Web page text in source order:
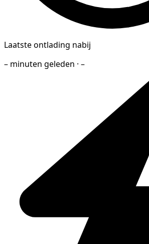
Laatste ontlading nabij
– minuten geleden · –